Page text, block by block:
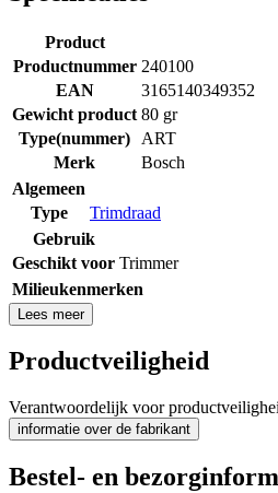
Product
Productnummer 240100
EAN
3165140349352
Gewicht product 80 gr
Type(nummer)
ART
Merk
Bosch
Algemeen
Type
Trimdraad
Gebruik
Geschikt voor Trimmer
Milieukenmerken
Lees meer
Productveiligheid
Verantwoordelijk voor
informatie over de fabrikant
Bestel- en